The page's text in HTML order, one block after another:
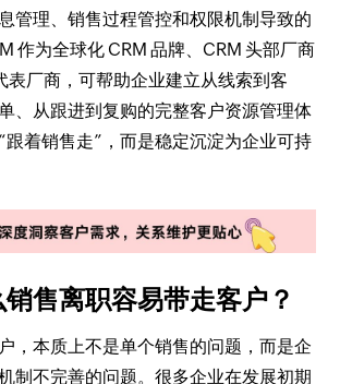
管理、销售过程管控和权限机制导致的
作为全球化 CRM 品牌、CRM 头部厂商
表厂商，可帮助企业建立从线索到客
、从跟进到复购的完整客户资源管理体
跟着销售走”，而是稳定沉淀为企业可持
售离职容易带走客户？
，本质上不是单个销售的问题，而是企
制不完善的问题。很多企业在发展初期